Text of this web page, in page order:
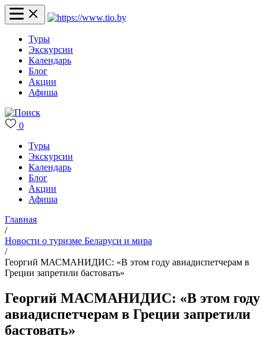
Туры
Экскурсии
Календарь
Блог
Акции
Афиша
0
Туры
Экскурсии
Календарь
Блог
Акции
Афиша
Главная
/
Новости о туризме Беларуси и мира
/
Георгий МАСМАНИДИС: «В этом году авиадиспетчерам в
Греции запретили бастовать»
Георгий МАСМАНИДИС: «В этом году
авиадиспетчерам в Греции запретили
бастовать»